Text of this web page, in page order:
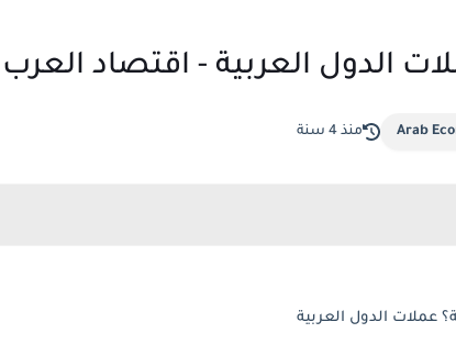
الدول العربية - اقتصاد العرب
منذ 4 سنة
عملات الدول العربية